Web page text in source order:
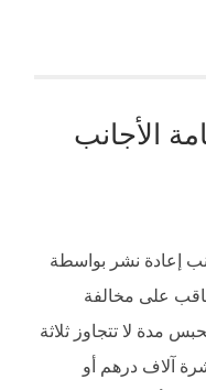
الأجانب
الاجانب إعادة نشر بواسطة
المادة (34) مكرراً (2): يعاقب على مخالفة
بالحبس مدة لا تتجاوز ثلاثة
لا تتجاوز (10،000) عشرة آلاف درهم أو